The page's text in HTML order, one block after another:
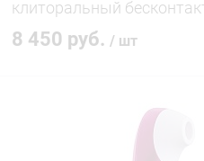
клиторальный
8 450 руб. / шт
В корзину